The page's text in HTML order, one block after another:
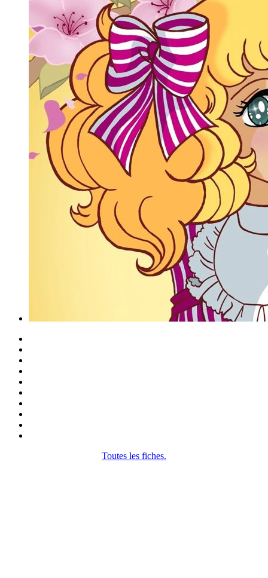
Toutes les fiches.